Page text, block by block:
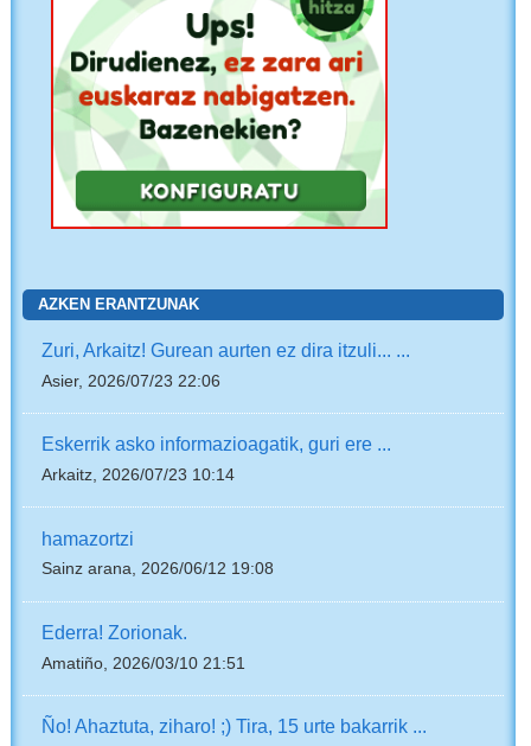
AZKEN ERANTZUNAK
Zuri, Arkaitz! Gurean aurten ez dira itzuli... ...
Asier, 2026/07/23 22:06
Eskerrik asko informazioagatik, guri ere ...
Arkaitz, 2026/07/23 10:14
hamazortzi
Sainz arana, 2026/06/12 19:08
Ederra! Zorionak.
Amatiño, 2026/03/10 21:51
Ño! Ahaztuta, ziharo! ;) Tira, 15 urte bakarrik ...